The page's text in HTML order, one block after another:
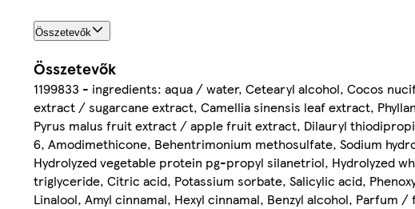
Összetevők
Összetevők
1199833 - ingredients: aqua / water, Cetearyl alcohol, Cocos
extract / sugarcane extract, Camellia sinensis leaf extract,
Pyrus malus fruit extract / apple fruit extract, Dilauryl
6, Amodimethicone, Behentrimonium methosulfate, Sodium
Hydrolyzed vegetable protein pg-propyl silanetriol, Hydrolyzed
triglyceride, Citric acid, Potassium sorbate, Salicylic acid,
Linalool, Amyl cinnamal, Hexyl cinnamal, Benzyl alcohol, Parfum